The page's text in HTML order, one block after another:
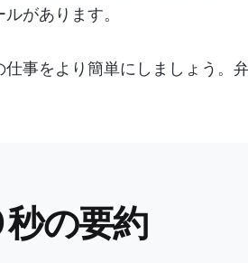
があります。
仕事をより簡単にしましょう。
の要約